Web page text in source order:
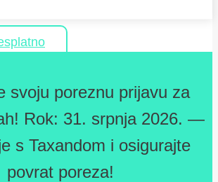
svoju poreznu prijavu za
Rok: 31. srpnja 2026. —
s Taxandom i osigurajte
povrat poreza!